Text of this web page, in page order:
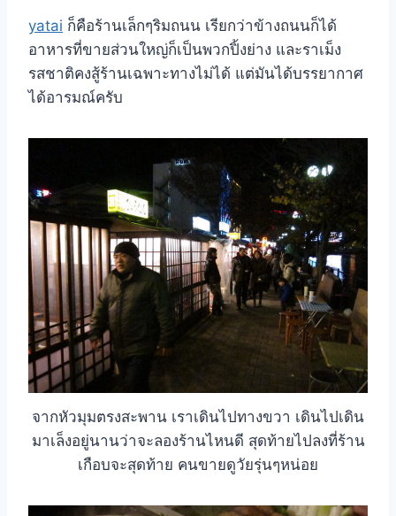
yatai ก็คือร้านเล็กๆริมถนน เรียกว่าข้างถนนก็ได้
อาหารที่ขายส่วนใหญ่ก็เป็นพวกปิ้งย่าง และราเม็ง
รสชาติคงสู้ร้านเฉพาะทางไม่ได้ แต่มันได้บรรยากาศ
ได้อารมณ์ครับ
จากหัวมุมตรงสะพาน เราเดินไปทางขวา เดินไปเดิน
มาเล็งอยู่นานว่าจะลองร้านไหนดี สุดท้ายไปลงที่ร้าน
เกือบจะสุดท้าย คนขายดูวัยรุ่นๆหน่อย